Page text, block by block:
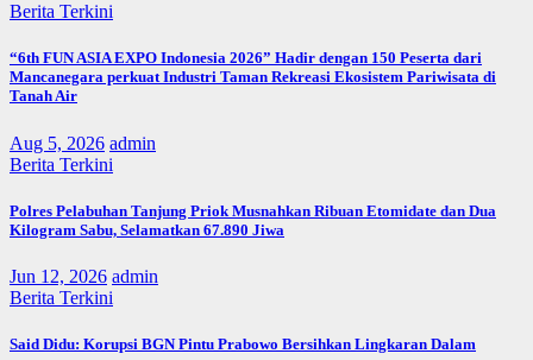
Berita Terkini
“6th FUN ASIA EXPO Indonesia 2026” Hadir dengan 150 Peserta dari
Mancanegara perkuat Industri Taman Rekreasi Ekosistem Pariwisata di
Tanah Air
Aug 5, 2026 admin
Berita Terkini
Polres Pelabuhan Tanjung Priok Musnahkan Ribuan Etomidate dan Dua
Kilogram Sabu, Selamatkan 67.890 Jiwa
Jun 12, 2026 admin
Berita Terkini
Said Didu: Korupsi BGN Pintu Prabowo Bersihkan Lingkaran Dalam